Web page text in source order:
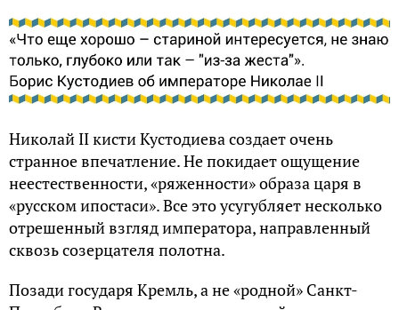
Николай II кисти Кустодиева создает очень
странное впечатление. Не покидает ощущение
неестественности, «ряженности» образа царя в
«русском ипостаси». Все это усугубляет несколько
отрешенный взгляд императора, направленный
сквозь созерцателя полотна.
Позади государя Кремль, а не «родной» Санкт-